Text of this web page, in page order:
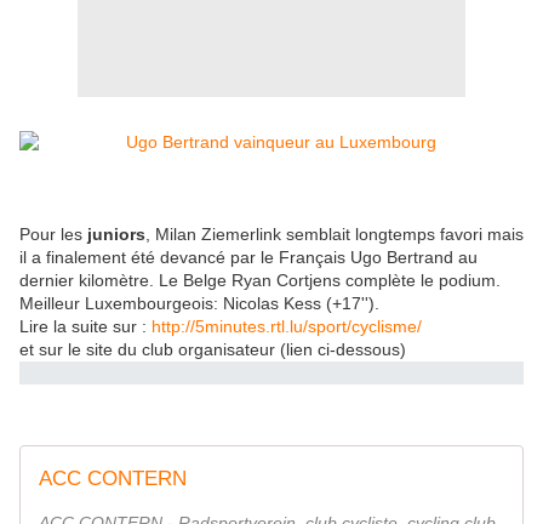
Pour les juniors , Milan Ziemerlink semblait longtemps favori mais
il a finalement été devancé par le Français Ugo Bertrand au
dernier kilomètre. Le Belge Ryan Cortjens complète le podium.
Meilleur Luxembourgeois: Nicolas Kess (+17'').
Lire la suite sur : http://5minutes.rtl.lu/sport/cyclisme/
et sur le site du club organisateur (lien ci-dessous)
ACC CONTERN